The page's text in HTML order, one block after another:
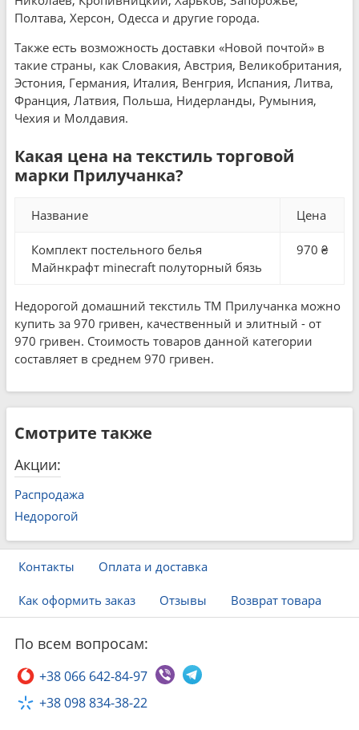
Полтава, Херсон, Одесса и другие города.
Также есть возможность доставки «Новой почтой» в
такие страны, как Словакия, Австрия, Великобритания,
Эстония, Германия, Италия, Венгрия, Испания, Литва,
Франция, Латвия, Польша, Нидерланды, Румыния,
Чехия и Молдавия.
Какая цена на текстиль торговой
марки Прилучанка?
Название Цена
Комплект постельного белья
Майнкрафт minecraft полуторный бязь
970 ₴
Недорогой домашний текстиль ТМ Прилучанка можно
купить за 970 гривен, качественный и элитный - от
970 гривен. Стоимость товаров данной категории
составляет в среднем 970 гривен.
Смотрите также
Акции:
Распродажа
Недорогой
Контакты Оплата и доставка
Как оформить заказ Отзывы Возврат товара
По всем вопросам:
+38 066 642-84-97
+38 098 834-38-22